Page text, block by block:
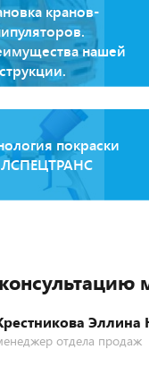
кранов-
нашей
покраски
отдела продаж